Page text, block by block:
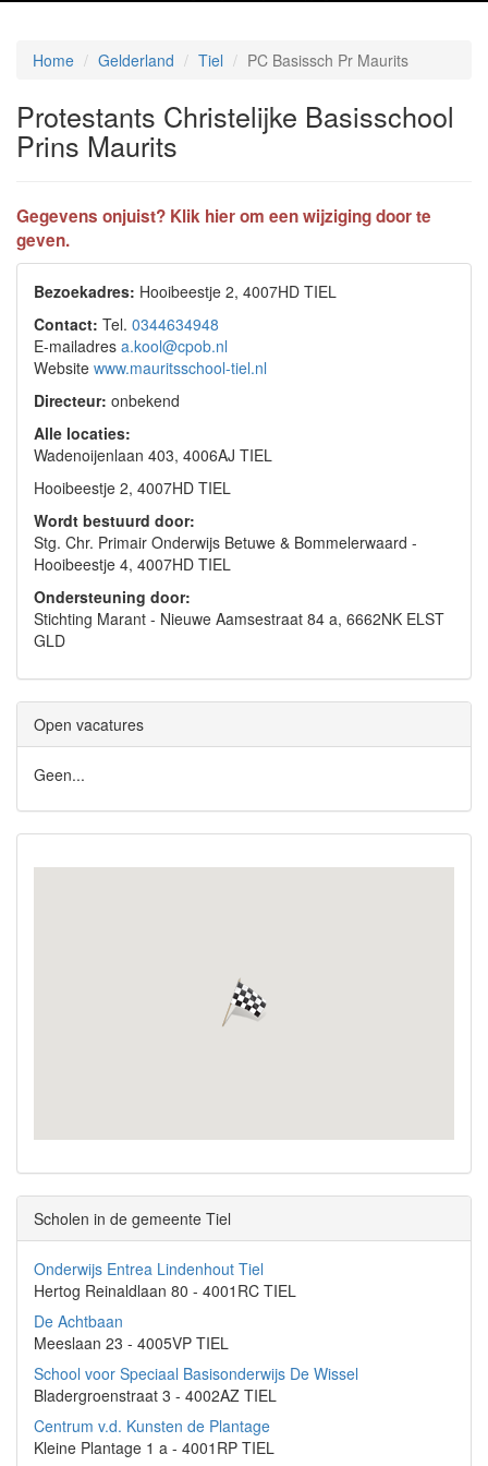
Home Gelderland Tiel PC Basissch Pr Maurits
Protestants Christelijke Basisschool
Prins Maurits
Gegevens onjuist? Klik hier om een wijziging door te
geven.
Bezoekadres: Hooibeestje 2, 4007HD TIEL
Contact: Tel. 0344634948
E-mailadres a.kool@cpob.nl
Website www.mauritsschool-tiel.nl
Directeur: onbekend
Alle locaties:
Wadenoijenlaan 403, 4006AJ TIEL
Hooibeestje 2, 4007HD TIEL
Wordt bestuurd door:
Stg. Chr. Primair Onderwijs Betuwe & Bommelerwaard -
Hooibeestje 4, 4007HD TIEL
Ondersteuning door:
Stichting Marant - Nieuwe Aamsestraat 84 a, 6662NK ELST
GLD
Open vacatures
Geen...
Scholen in de gemeente Tiel
Onderwijs Entrea Lindenhout Tiel
Hertog Reinaldlaan 80 - 4001RC TIEL
De Achtbaan
Meeslaan 23 - 4005VP TIEL
School voor Speciaal Basisonderwijs De Wissel
Bladergroenstraat 3 - 4002AZ TIEL
Centrum v.d. Kunsten de Plantage
Kleine Plantage 1 a - 4001RP TIEL